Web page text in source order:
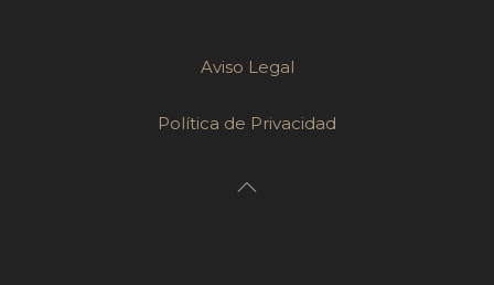
Aviso Legal
Política de Privacidad